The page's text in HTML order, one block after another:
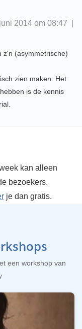
2014 om 08:47 |
z'n (asymmetrische)
zien maken. Het
is de kennis
kan alleen
bezoekers.
je dan gratis.
een workshop van